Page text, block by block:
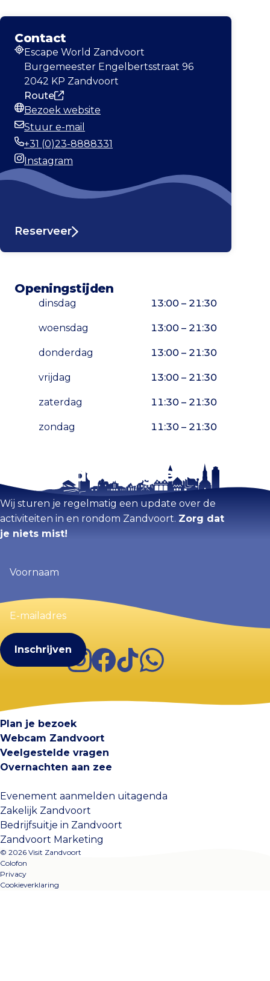
Contact
Adres
Escape World Zandvoort
Burgemeester Engelbertsstraat 96
2042 KP Zandvoort
Route
Website
Bezoek website
E-mailadres
Stuur e-mail
Telefoonnummer
+31 (0)23-8888331
Instagram
Instagram
Reserveer
Openingstijden
dinsdag 13:00 – 21:30
woensdag 13:00 – 21:30
donderdag 13:00 – 21:30
vrijdag 13:00 – 21:30
zaterdag 11:30 – 21:30
zondag 11:30 – 21:30
Kaart vergroten
Blijf op de hoogte
Wij sturen je regelmatig een update over de
activiteiten in en rondom Zandvoort. Zorg dat
je niets mist!
(Vereist)
E-
mailadres
InstagramFacebook
TikTokWhatsApp
Plan je bezoek
Webcam Zandvoort
Veelgestelde vragen
Overnachten aan zee
Evenement aanmelden uitagenda
Zakelijk Zandvoort
Bedrijfsuitje in Zandvoort
Zandvoort Marketing
© 2026 Visit Zandvoort
Colofon
Privacy
Cookieverklaring